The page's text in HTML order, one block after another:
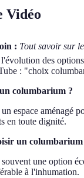
Vidéo
: Tout savoir sur
des
: "choix
columbarium ?
espace aménagé
en toute dignité.
un columbarium
une option
à l'inhumation.